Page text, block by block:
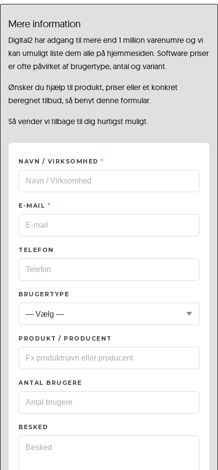
Mere information
Digital2 har adgang til mere end 1 million varenumre og vi
kan umuligt liste dem alle på hjemmesiden. Software priser
er ofte påvirket af brugertype, antal og variant.
Ønsker du hjælp til produkt, priser eller et konkret
beregnet tilbud, så benyt denne formular.
Så vender vi tilbage til dig hurtigst muligt.
NAVN / VIRKSOMHED *
E-MAIL *
TELEFON
BRUGERTYPE
PRODUKT / PRODUCENT
ANTAL BRUGERE
BESKED